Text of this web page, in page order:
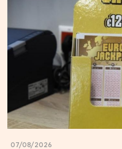
07/08/2026